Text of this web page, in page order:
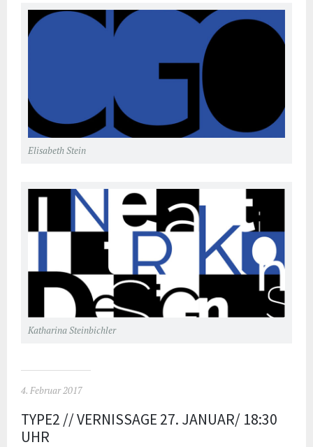
Elisabeth Stein
Katharina Steinbichler
4. Februar 2017
TYPE2 // VERNISSAGE 27. JANUAR/ 18:30
UHR